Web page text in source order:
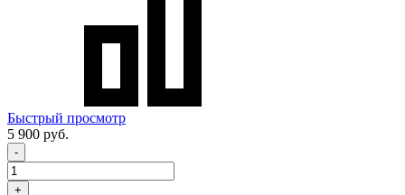
Быстрый просмотр
5 900 руб.
-
+